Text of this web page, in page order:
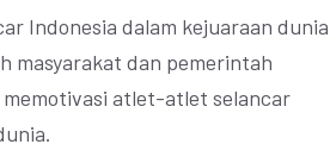
Indonesia dalam kejuaraan dunia
masyarakat dan pemerintah
atlet-atlet selancar